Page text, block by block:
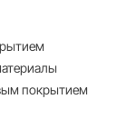
покрытием